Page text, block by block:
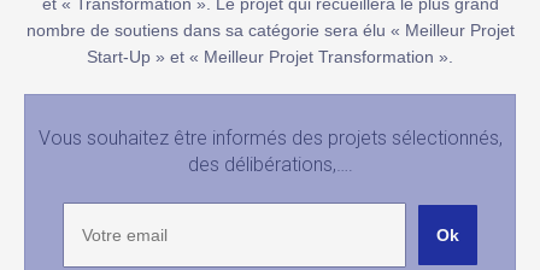
et « Transformation ». Le projet qui recueillera le plus grand
nombre de soutiens dans sa catégorie sera élu « Meilleur Projet
Start-Up » et « Meilleur Projet Transformation ».
Vous souhaitez être informés des projets sélectionnés,
des délibérations,….